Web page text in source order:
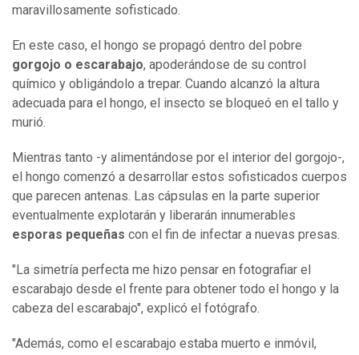
maravillosamente sofisticado.
En este caso, el hongo se propagó dentro del pobre
gorgojo o escarabajo, apoderándose de su control
químico y obligándolo a trepar. Cuando alcanzó la altura
adecuada para el hongo, el insecto se bloqueó en el tallo y
murió.
Mientras tanto -y alimentándose por el interior del gorgojo-,
el hongo comenzó a desarrollar estos sofisticados cuerpos
que parecen antenas. Las cápsulas en la parte superior
eventualmente explotarán y liberarán innumerables
esporas pequeñas con el fin de infectar a nuevas presas.
"La simetría perfecta me hizo pensar en fotografiar el
escarabajo desde el frente para obtener todo el hongo y la
cabeza del escarabajo", explicó el fotógrafo.
"Además, como el escarabajo estaba muerto e inmóvil,